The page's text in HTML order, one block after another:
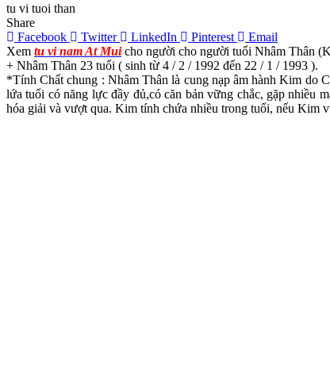
tu vi tuoi than
Share
Facebook
Twitter LinkedIn Pinterest
Email
Xem tu vi nam At Muicho người cho người tuổi Nhâm Thân
+ Nhâm Thân 23 tuổi ( sinh từ 4 / 2 / 1992 đến 22 / 1 / 1993 ).
*Tính Chất chung : Nhâm Thân là cung nạp âm hành Kim
lứa tuổi có năng lực đầy đủ,có căn bản vững chắc, gặp nhiều
hóa giải và vượt qua. Kim tính chứa nhiều trong tuổi, nếu Kim